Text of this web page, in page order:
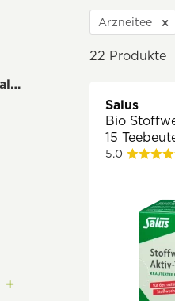
Arzneitee, Schüsslersalz & Bachblüten
Arzneitee
22 Produkte
Salus
Bio
15
5.0